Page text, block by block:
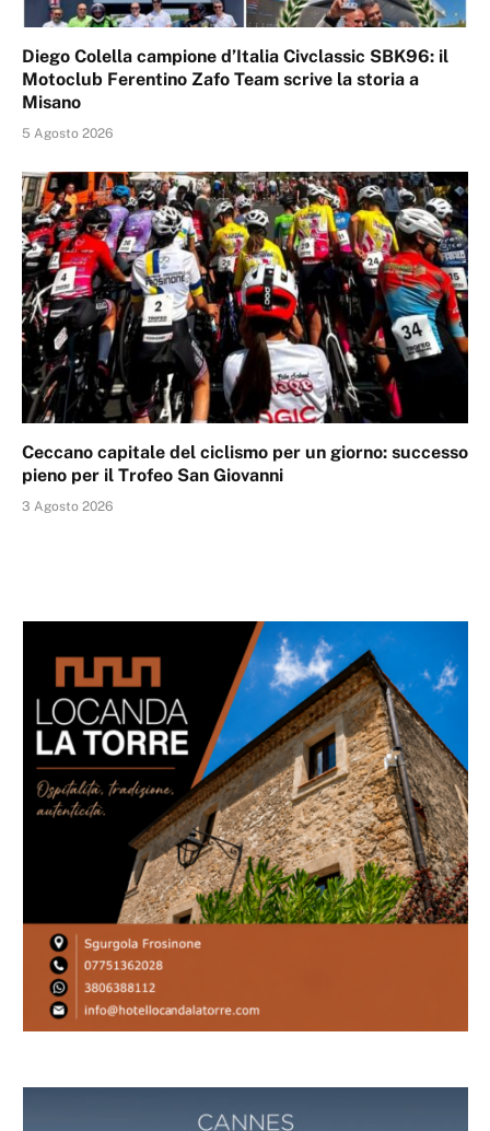
Diego Colella campione d’Italia Civclassic SBK96: il
Motoclub Ferentino Zafo Team scrive la storia a
Misano
5 Agosto 2026
Ceccano capitale del ciclismo per un giorno: successo
pieno per il Trofeo San Giovanni
3 Agosto 2026